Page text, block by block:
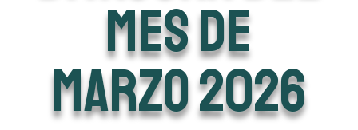
mes de
marzo 2026